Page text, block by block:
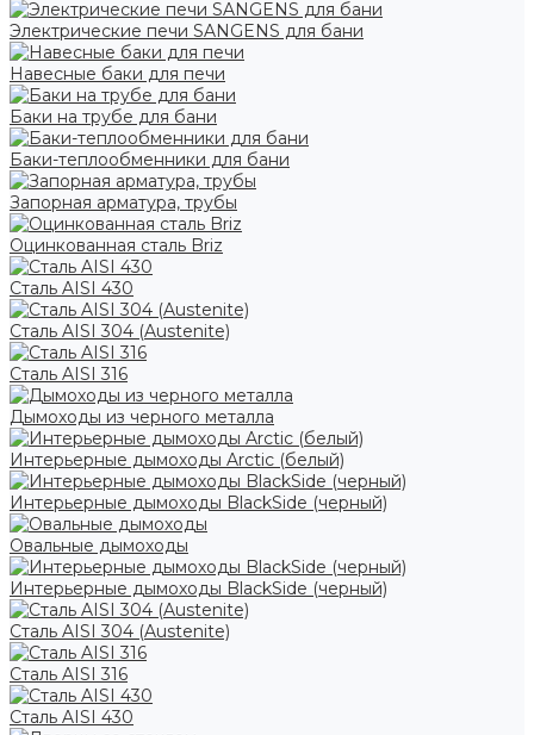
Электрические печи SANGENS для бани
Навесные баки для печи
Баки на трубе для бани
Баки-теплообменники для бани
Запорная арматура, трубы
Оцинкованная сталь Briz
Сталь AISI 430
Сталь AISI 304 (Austenite)
Сталь AISI 316
Дымоходы из черного металла
Интерьерные дымоходы Arctic (белый)
Интерьерные дымоходы BlackSide (черный)
Овальные дымоходы
Интерьерные дымоходы BlackSide (черный)
Сталь AISI 304 (Austenite)
Сталь AISI 316
Сталь AISI 430